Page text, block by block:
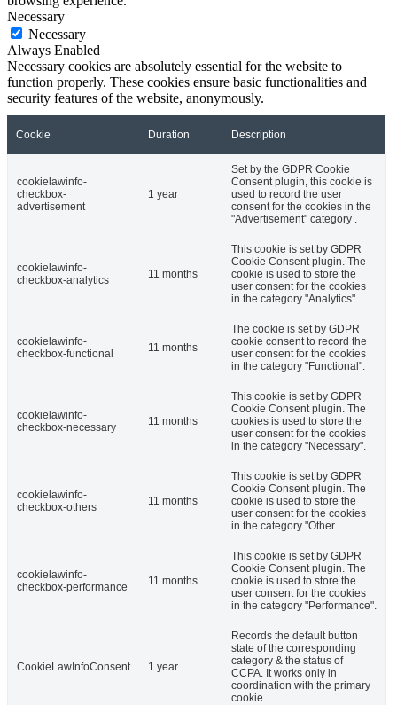
Necessary
Necessary
Always Enabled
Necessary cookies are absolutely essential for the website to
function properly. These cookies ensure basic functionalities and
security features of the website, anonymously.
Cookie Duration Description
cookielawinfo-
checkbox-
advertisement
1 year
Set by the GDPR Cookie
Consent plugin, this cookie is
used to record the user
consent for the cookies in the
"Advertisement" category .
cookielawinfo-
checkbox-analytics
11 months
This cookie is set by GDPR
Cookie Consent plugin. The
cookie is used to store the
user consent for the cookies
in the category "Analytics".
cookielawinfo-
checkbox-functional
11 months
The cookie is set by GDPR
cookie consent to record the
user consent for the cookies
in the category "Functional".
cookielawinfo-
checkbox-necessary
11 months
This cookie is set by GDPR
Cookie Consent plugin. The
cookies is used to store the
user consent for the cookies
in the category "Necessary".
cookielawinfo-
checkbox-others
11 months
This cookie is set by GDPR
Cookie Consent plugin. The
cookie is used to store the
user consent for the cookies
in the category "Other.
cookielawinfo-
checkbox-performance
11 months
This cookie is set by GDPR
Cookie Consent plugin. The
cookie is used to store the
user consent for the cookies
in the category "Performance".
CookieLawInfoConsent 1 year
Records the default button
state of the corresponding
category & the status of
CCPA. It works only in
coordination with the primary
cookie.